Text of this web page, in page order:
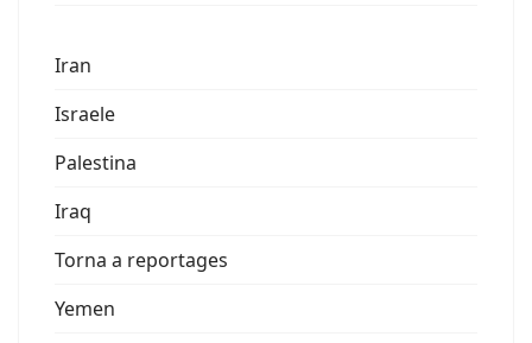
Iran
Israele
Palestina
Iraq
Torna a reportages
Yemen